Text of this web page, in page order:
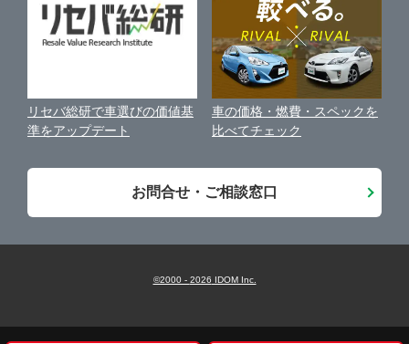
古物営業法に基づく表示
お客様の声
会社案内
リセバ総研で車選びの価値基
準をアップデート
車の価格・燃費・スペックを
比べてチェック
お問合せ・ご相談窓口
©2000 - 2026 IDOM Inc.